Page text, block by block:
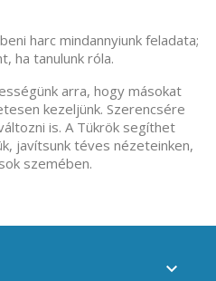
harc mindannyiunk feladata;
ha tanulunk róla.
arra, hogy másokat
kezeljünk. Szerencsére
is. A Tükrök segíthet
javítsunk téves nézeteinken,
szemében.
